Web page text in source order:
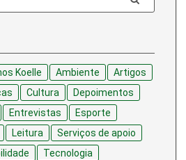
Koelle Ambiente
Artigos
Cultura
Depoimentos
Entrevistas
Esporte
Leitura
Serviços de apoio
Tecnologia